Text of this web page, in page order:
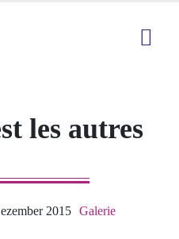
les autres
2015 Galerie